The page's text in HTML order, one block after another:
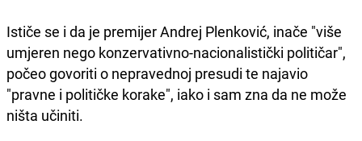
Ističe se i da je premijer Andrej Plenković, inače "više
umjeren nego konzervativno-nacionalistički političar",
počeo govoriti o nepravednoj presudi te najavio
"pravne i političke korake", iako i sam zna da ne može
ništa učiniti.